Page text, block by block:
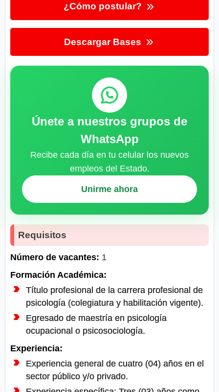
¿Cómo postular?
Descargar Bases
Únete a nuestros grupos de
WhatsApp
Recibe cada día en tu celular los nuevos
empleos del Estado.
Unirme ahora
Requisitos
Número de vacantes: 1
Formación Académica:
Título profesional de la carrera profesional de
psicología (colegiatura y habilitación vigente).
Egresado de maestría en psicología
ocupacional o psicosociología.
Experiencia:
Experiencia general de cuatro (04) años en el
sector público y/o privado.